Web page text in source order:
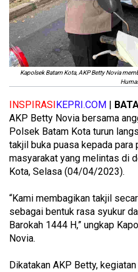
Kapolsek Batam Kota, AKP Betty Novia
INSPIRASI KEPRI.COM
AKP Betty Novia bersama
Polsek Batam Kota turun
takjil buka puasa kepada para
masyarakat yang melintas di
Kota, Selasa (04/04/2023).
“Kami membagikan takjil
sebagai bentuk rasa syukur
Barokah 1444 H,” ungkap
Novia.
Dikatakan AKP Betty,